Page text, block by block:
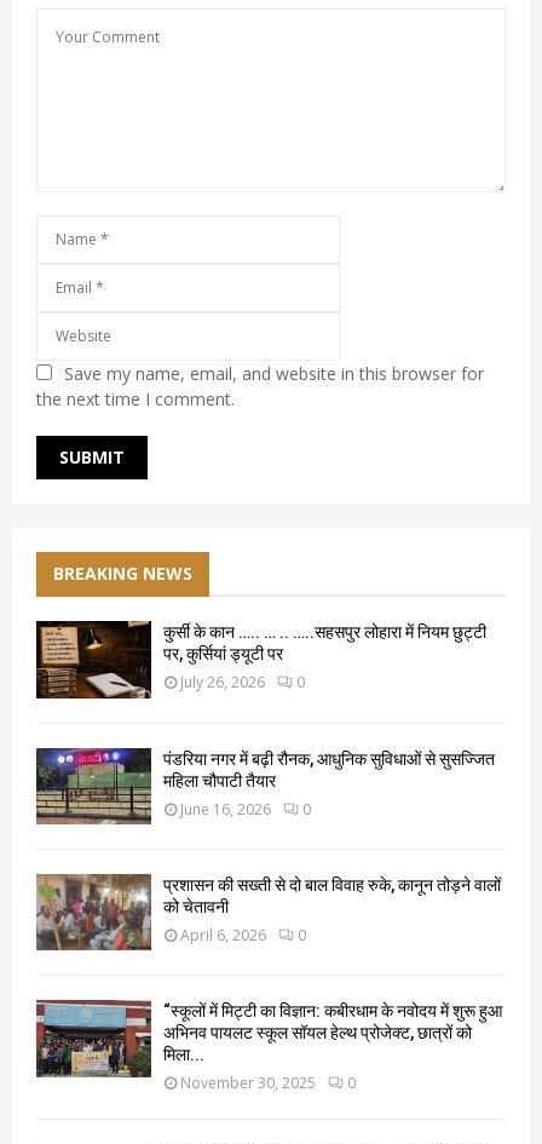
Save my name, email, and website in this browser for
the next time I comment.
BREAKING NEWS
कुर्सी के कान ….. … .. …..सहसपुर लोहारा में नियम छुट्टी
पर, कुर्सियां ड्यूटी पर
July 26, 2026 0
पंडरिया नगर में बढ़ी रौनक, आधुनिक सुविधाओं से सुसज्जित
महिला चौपाटी तैयार
June 16, 2026 0
प्रशासन की सख्ती से दो बाल विवाह रुके, कानून तोड़ने वालों
को चेतावनी
April 6, 2026 0
“स्कूलों में मिट्टी का विज्ञान: कबीरधाम के नवोदय में शुरू हुआ
अभिनव पायलट स्कूल सॉयल हेल्थ प्रोजेक्ट, छात्रों को
मिला...
November 30, 2025 0